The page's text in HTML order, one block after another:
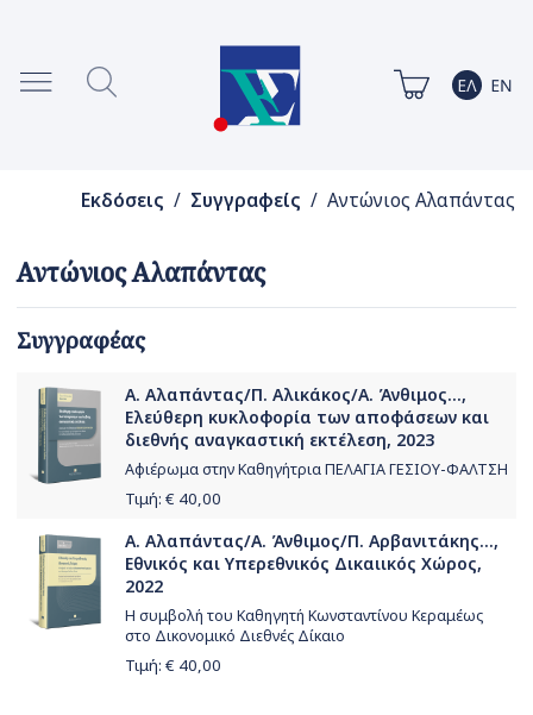
Εκδόσεις / Συγγραφείς / Αντώνιος Αλαπάντας
Αντώνιος Αλαπάντας
Συγγραφέας
Α. Αλαπάντας/Π. Αλικάκος/Α. Άνθιμος...,
Ελεύθερη κυκλοφορία των αποφάσεων και
διεθνής αναγκαστική εκτέλεση, 2023
Αφιέρωμα στην Καθηγήτρια ΠΕΛΑΓΙΑ ΓΕΣΙΟΥ-ΦΑΛΤΣΗ
Τιμή: € 40,00
Α. Αλαπάντας/Α. Άνθιμος/Π. Αρβανιτάκης...,
Εθνικός και Υπερεθνικός Δικαιικός Χώρος,
2022
Η συμβολή του Καθηγητή Κωνσταντίνου Κεραμέως
στο Δικονομικό Διεθνές Δίκαιο
Τιμή: € 40,00